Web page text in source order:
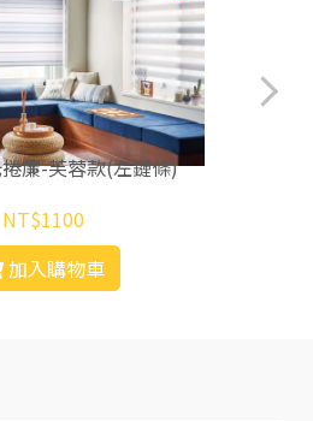
簾-芙蓉款(左鏈條)
NT$1100
加入購物車